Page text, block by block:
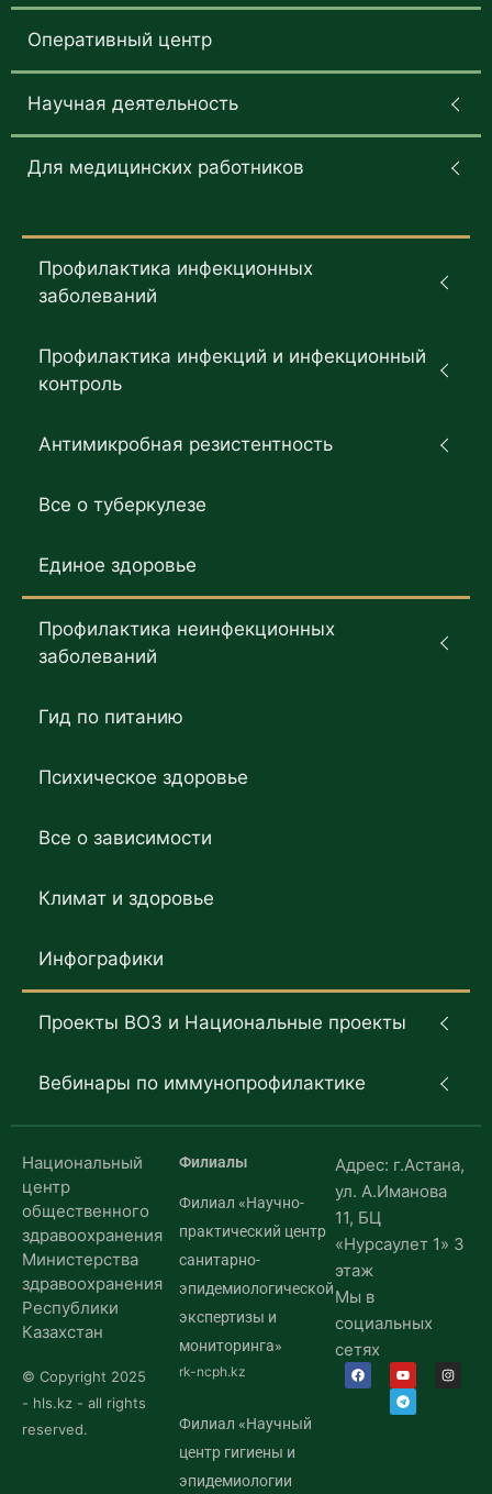
Оперативный центр
Научная деятельность
Для медицинских работников
Профилактика инфекционных
заболеваний
Профилактика инфекций и инфекционный
контроль
Антимикробная резистентность
Все о туберкулезе
Единое здоровье
Профилактика неинфекционных
заболеваний
Гид по питанию
Психическое здоровье
Все о зависимости
Климат и здоровье
Инфографики
Проекты ВОЗ и Национальные проекты
Вебинары по иммунопрофилактике
Национальный
центр
общественного
здравоохранения
Министерства
здравоохранения
Республики
Казахстан
© Copyright 2025
- hls.kz - all rights
reserved.
Филиалы
Филиал «Научно-
практический центр
санитарно-
эпидемиологической
экспертизы и
мониторинга»
rk-ncph.kz
Филиал «Научный
центр гигиены и
эпидемиологии
Адрес: г.Астана,
ул. А.Иманова
11, БЦ
«Нурсаулет 1» 3
этаж
Мы в
социальных
сетях